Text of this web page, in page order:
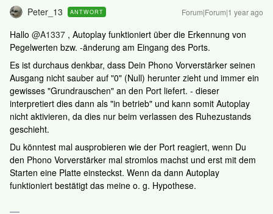
Peter_13 ANTWORT Forum|Forum|1 year ago
Hallo ​ @A1337 , Autoplay funktioniert über die Erkennung von
Pegelwerten bzw. -änderung am Eingang des Ports.
Es ist durchaus denkbar, dass Dein Phono Vorverstärker seinen
Ausgang nicht sauber auf "0" (Null) herunter zieht und immer ein
gewisses "Grundrauschen" an den Port liefert. - dieser
interpretiert dies dann als "in betrieb" und kann somit Autoplay
nicht aktivieren, da dies nur beim verlassen des Ruhezustands
geschieht.
Du könntest mal ausprobieren wie der Port reagiert, wenn Du
den Phono Vorverstärker mal stromlos machst und erst mit dem
Starten eine Platte einsteckst. Wenn da dann Autoplay
funktioniert bestätigt das meine o. g. Hypothese.